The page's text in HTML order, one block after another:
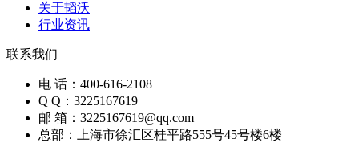
关于韬沃
行业资讯
联系我们
电 话：400-616-2108
Q Q：3225167619
邮 箱：3225167619@qq.com
总部：上海市徐汇区桂平路555号45号楼6楼